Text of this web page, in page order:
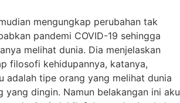
mengungkap perubahan tak
pandemi COVID-19 sehingga
melihat dunia. Dia menjelaskan
filosofi kehidupannya, katanya,
adalah tipe orang yang melihat dunia
yang dingin. Namun belakangan ini aku